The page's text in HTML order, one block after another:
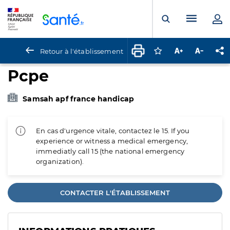
Ouvrir laMenu
Retour à l'établissement Connectez-vous
Augmenter la
Pcpe
Samsah apf france handicap
En cas d'urgence vitale, contactez le 15. If you
experience or witness a medical emergency,
immediatly call 15 (the national emergency
organization).
CONTACTER L'ÉTABLISSEMENT